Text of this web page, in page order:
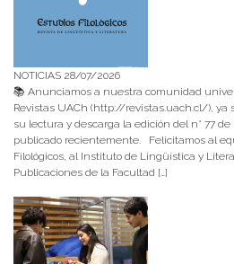
NOTICIAS 28/07/2026
📚 Anunciamos a nuestra comunidad
Revistas UACh (http://revistas.uach.cl/), ya
su lectura y descarga la edición del n° 77 de
publicado recientemente. Felicitamos al
Filológicos, al Instituto de Lingüística y
Publicaciones de la Facultad […]